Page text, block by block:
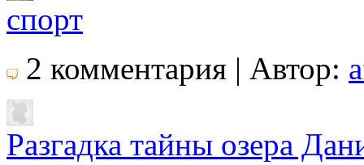
спорт
2 комментария | Автор:
Разгадка тайны озера